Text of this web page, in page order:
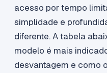
acesso por tempo
simplidade e
diferente. A tabela
modelo é mais
desvantagem e como